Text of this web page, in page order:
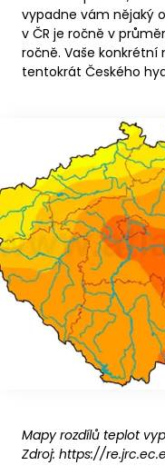
vypadne vám nějaký
v ČR je ročně v
ročně. Vaše
tentokrát Českého
Mapy rozdílů teplot
Zdroj: https://